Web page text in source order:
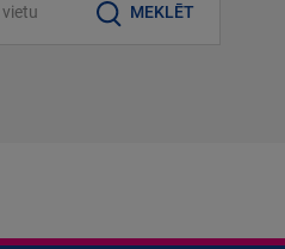
MEKLĒT